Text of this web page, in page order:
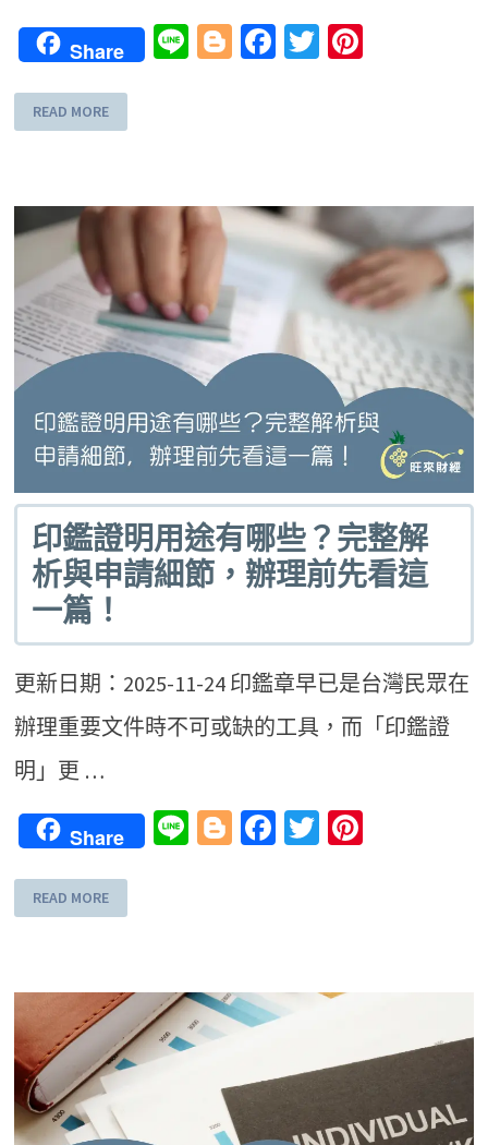
Share LineBlogger
Facebook
Twitter
READ MORE
印鑑證明用途有哪些？完整解
析與申請細節，辦理前先看這
一篇！
更新日期：2025-11-24 印鑑章早已是台灣民眾在
辦理重要文件時不可或缺的工具，而「印鑑證
明」更 …
Share LineBlogger
Facebook
Twitter
READ MORE